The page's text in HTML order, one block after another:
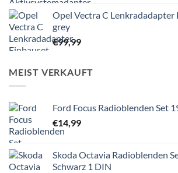
Opel Vectra C Lenkradadapter
grey
€99,99
MEIST VERKAUFT
Ford Focus Radioblenden Set
€14,99
Skoda Octavia Radioblenden
Schwarz 1 DIN